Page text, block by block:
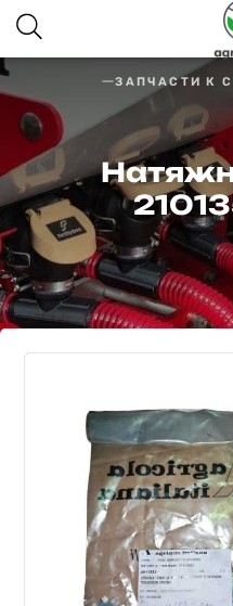
ЗАПЧАСТИ К